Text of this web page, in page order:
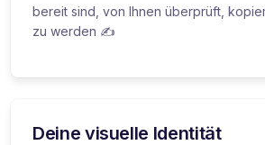
bereit sind, von Ihnen überprüft,
zu werden ✍️
Deine visuelle Identität